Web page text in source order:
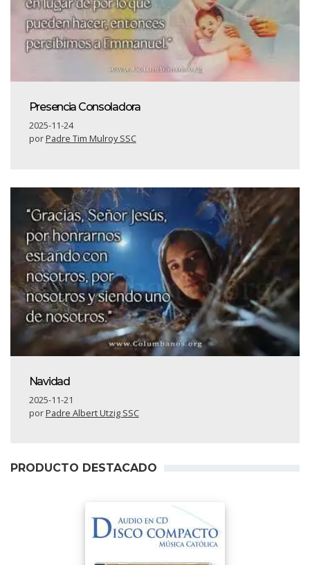
Presencia Consoladora
2025-11-24
porPadre Tim Mulroy SSC
Navidad
2025-11-21
porPadre Albert Utzig SSC
PRODUCTO DESTACADO